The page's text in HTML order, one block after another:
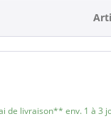
de livraison** env. 1 à 3